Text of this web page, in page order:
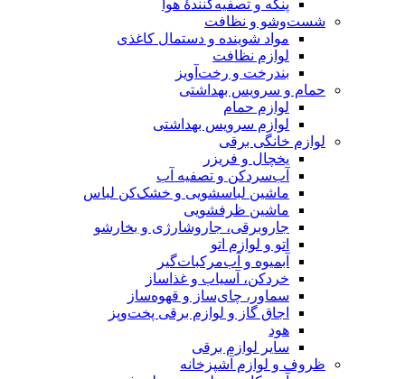
پنکه و تصفیه‌کنندهٔ هوا
شست‌وشو و نظافت
مواد شوینده و دستمال کاغذی
لوازم نظافت
بندرخت و رخت‌آویز
حمام و سرویس بهداشتی
لوازم حمام
لوازم سرویس بهداشتی
لوازم خانگی برقی
یخچال و فریزر
آب‌سردکن و تصفیه آب
ماشین لباسشویی و خشک‌کن لباس
ماشین ظرفشویی
جاروبرقی، جاروشارژی و بخارشو
اتو و لوازم اتو
آبمیوه و آب‌مرکبات‌گیر
خردکن، آسیاب و غذاساز
سماور، چای‌ساز و قهوه‌ساز
اجاق گاز و لوازم برقی پخت‌وپز
هود
سایر لوازم برقی
ظروف و لوازم آشپزخانه